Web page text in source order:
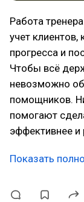
Работа
учет клиентов,
прогресса и
Чтобы всё
невозможно
помощников.
помогают
эффективнее и
Показать